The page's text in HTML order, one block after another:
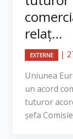
relaț...
EXTERNE |
Uniunea
un acord
tuturor
șefa